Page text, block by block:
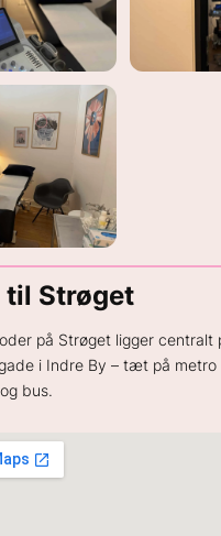
til Strøget
på Strøget ligger centralt
i Indre By – tæt på metro
bus.